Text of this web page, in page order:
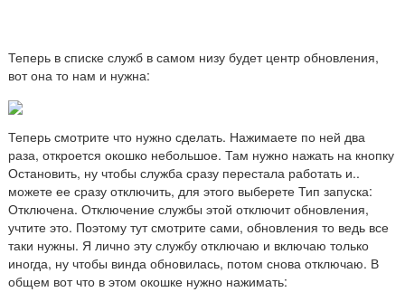
Теперь в списке служб в самом низу будет центр обновления,
вот она то нам и нужна:
Теперь смотрите что нужно сделать. Нажимаете по ней два
раза, откроется окошко небольшое. Там нужно нажать на кнопку
Остановить, ну чтобы служба сразу перестала работать и..
можете ее сразу отключить, для этого выберете Тип запуска:
Отключена. Отключение службы этой отключит обновления,
учтите это. Поэтому тут смотрите сами, обновления то ведь все
таки нужны. Я лично эту службу отключаю и включаю только
иногда, ну чтобы винда обновилась, потом снова отключаю. В
общем вот что в этом окошке нужно нажимать: